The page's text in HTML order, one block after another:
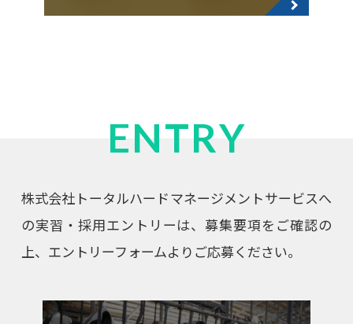
ENTRY
株式会社トータルハードマネージメントサービスへ
の実習・採用エントリーは、募集要項をご確認の
上、エントリーフォームよりご応募ください。